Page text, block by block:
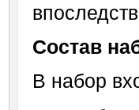
Состав
В набор